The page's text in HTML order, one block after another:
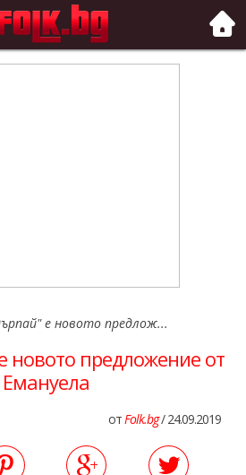
е новото предлож...
новото предложение от
Емануела
отFolk.bg/ 24.09.2019